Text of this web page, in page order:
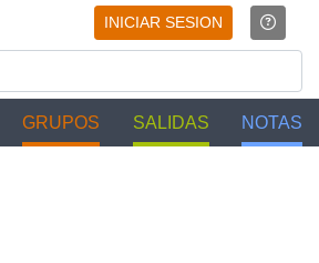
INICIAR SESION
GRUPOS SALIDAS NOTAS